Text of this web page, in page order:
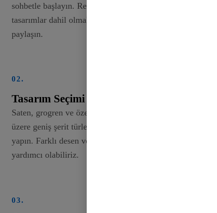
sohbetle başlayın. Renkler, genişlikler ve
tasarımlar dahil olmak üzere vizyonunuzu
paylaşın.
02.
Tasarım Seçimi
Saten, grogren ve özel seçenekler de dahil olmak
üzere geniş şerit türleri koleksiyonumuzdan seçim
yapın. Farklı desen ve yüzeyleri keşfetmenize
yardımcı olabiliriz.
03.